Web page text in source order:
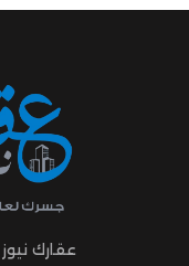
عقارك